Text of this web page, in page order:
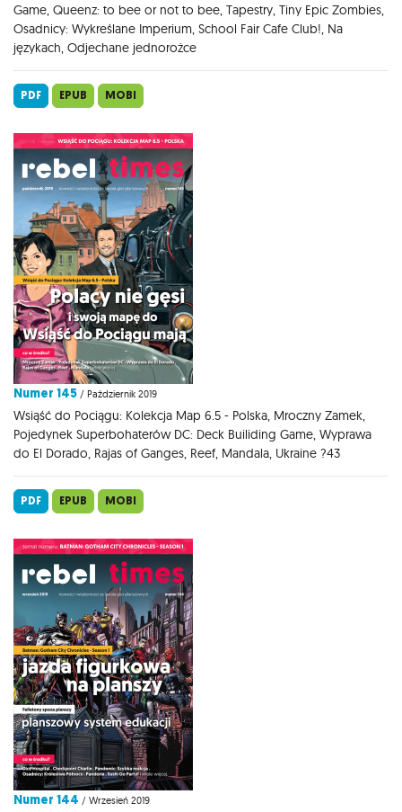
Game, Queenz: to bee or not to bee, Tapestry, Tiny Epic Zombies,
Osadnicy: Wykreślane Imperium, School Fair Cafe Club!, Na
językach, Odjechane jednorożce
PDF EPUB MOBI
Numer 145 / Październik 2019
Wsiąść do Pociągu: Kolekcja Map 6.5 - Polska, Mroczny Zamek,
Pojedynek Superbohaterów DC: Deck Builiding Game, Wyprawa
do El Dorado, Rajas of Ganges, Reef, Mandala, Ukraine ?43
PDF EPUB MOBI
Numer 144 / Wrzesień 2019